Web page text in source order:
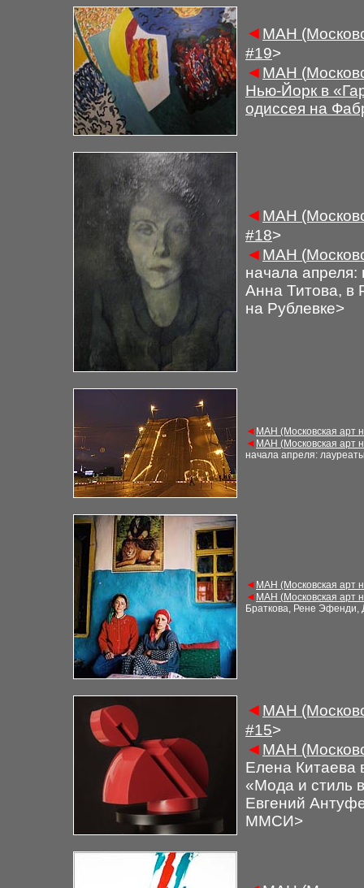
◄ МАН
#19>
◄ МАН (
Нью-Йорк в
одиссея на
◄ МАН
#18>
◄ МАН (
начала апреля:
Анна Титова, в
на Рублевке>
◄ МАН (Московская арт
◄ МАН (Московская арт
начала апреля:
◄ МАН (Московская арт
◄ МАН (Московская арт
Браткова, Рене Эфенди,
◄ МАН
#15>
◄ МАН (
Елена Китаева
«Мода и стиль
Евгений
ММСИ>